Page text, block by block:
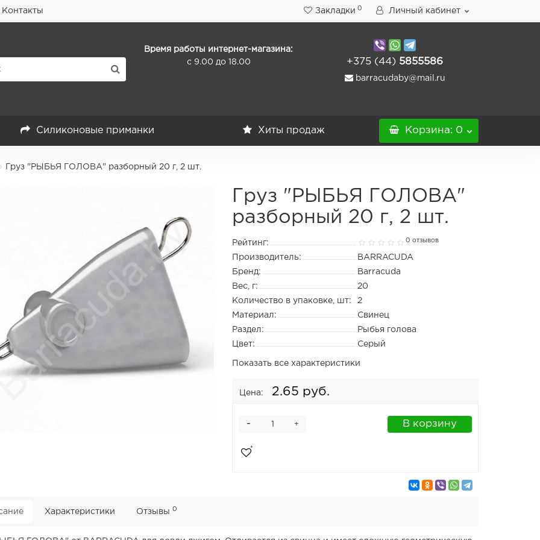
Контакты Закладки 0 Личный кабинет
Время работы интернет-магазина:
с 9.00 до 18.00
+375 (44) 5855586
barracudaby@mail.ru
Силиконовые приманки Хиты продаж Корзина: 0
Груз "РЫБЬЯ ГОЛОВА" разборный 20 г, 2 шт.
Груз "РЫБЬЯ ГОЛОВА"
разборный 20 г, 2 шт.
Рейтинг: 0 отзывов
Производитель:
BARRACUDA
Бренд:
Barracuda
Вес, г:
20
Количество в упаковке, шт:
2
Материал:
Свинец
Раздел:
Рыбья голова
Цвет:
Серый
Показать все характеристики
Цена: 2.65 руб.
+
- В корзину
Характеристики Отзывы 0